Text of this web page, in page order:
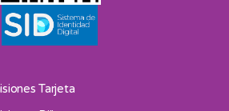
Tarjeta